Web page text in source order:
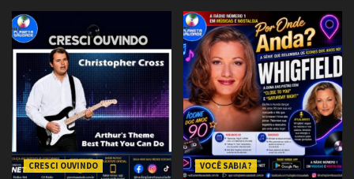
CRESCI OUVINDO VOCÊ SABIA ?